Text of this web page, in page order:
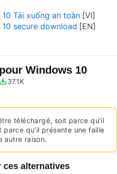
Tải xuống an toàn
secure download
Windows 10
37.1K
téléchargé, soit parce qu’il
parce qu’il présente une faille
autre raison.
ces alternatives